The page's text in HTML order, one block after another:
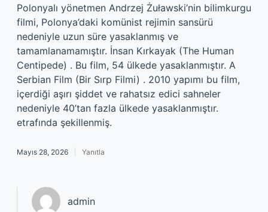
Polonyalı yönetmen Andrzej Żuławski’nin bilimkurgu
filmi, Polonya’daki komünist rejimin sansürü
nedeniyle uzun süre yasaklanmış ve
tamamlanamamıştır. İnsan Kırkayak (The Human
Centipede) . Bu film, 54 ülkede yasaklanmıştır. A
Serbian Film (Bir Sırp Filmi) . 2010 yapımı bu film,
içerdiği aşırı şiddet ve rahatsız edici sahneler
nedeniyle 40’tan fazla ülkede yasaklanmıştır.
etrafında şekillenmiş.
Mayıs 28, 2026 Yanıtla
admin